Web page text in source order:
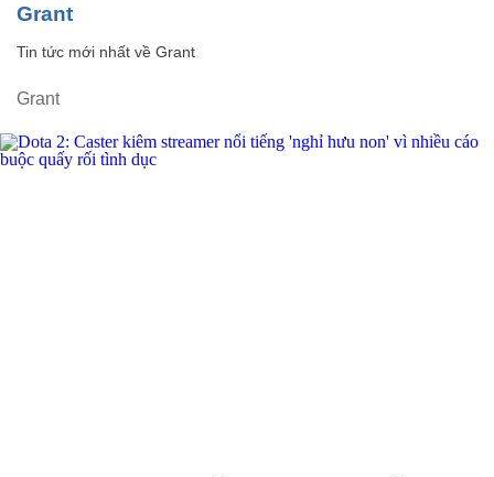
Grant
Tin tức mới nhất về Grant
Grant